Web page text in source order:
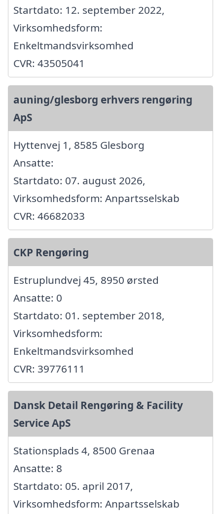
Startdato: 12. september 2022,
Virksomhedsform:
Enkeltmandsvirksomhed
CVR: 43505041
auning/glesborg erhvers rengøring
ApS
Hyttenvej 1, 8585 Glesborg
Ansatte:
Startdato: 07. august 2026,
Virksomhedsform: Anpartsselskab
CVR: 46682033
CKP Rengøring
Estruplundvej 45, 8950 ørsted
Ansatte: 0
Startdato: 01. september 2018,
Virksomhedsform:
Enkeltmandsvirksomhed
CVR: 39776111
Dansk Detail Rengøring & Facility
Service ApS
Stationsplads 4, 8500 Grenaa
Ansatte: 8
Startdato: 05. april 2017,
Virksomhedsform: Anpartsselskab